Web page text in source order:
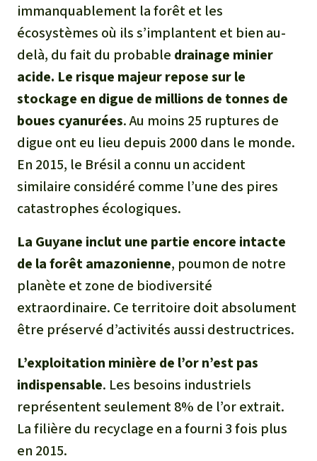
immanquablement la forêt et les
écosystèmes où ils s’implantent et bien au-
delà, du fait du probable drainage minier
acide. Le risque majeur repose sur le
stockage en digue de millions de tonnes de
boues cyanurées. Au moins 25 ruptures de
digue ont eu lieu depuis 2000 dans le monde.
En 2015, le Brésil a connu un accident
similaire considéré comme l’une des pires
catastrophes écologiques.
La Guyane inclut une partie encore intacte
de la forêt amazonienne, poumon de notre
planète et zone de biodiversité
extraordinaire. Ce territoire doit absolument
être préservé d’activités aussi destructrices.
L’exploitation minière de l’or n’est pas
indispensable. Les besoins industriels
représentent seulement 8% de l’or extrait.
La filière du recyclage en a fourni 3 fois plus
en 2015.